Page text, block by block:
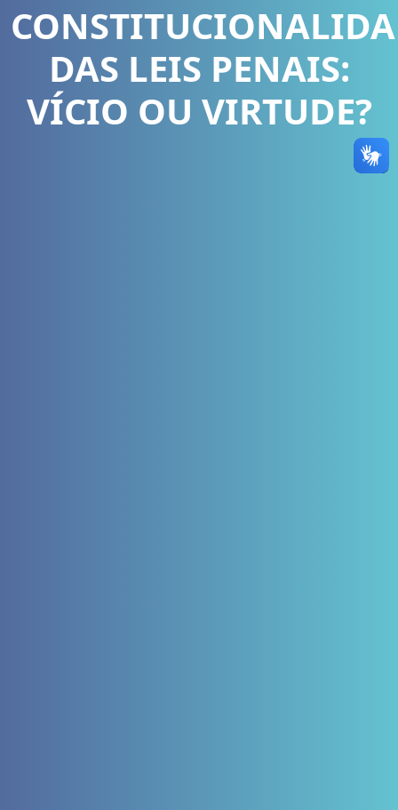
DAS LEIS PENAIS:
VÍCIO OU VIRTUDE?